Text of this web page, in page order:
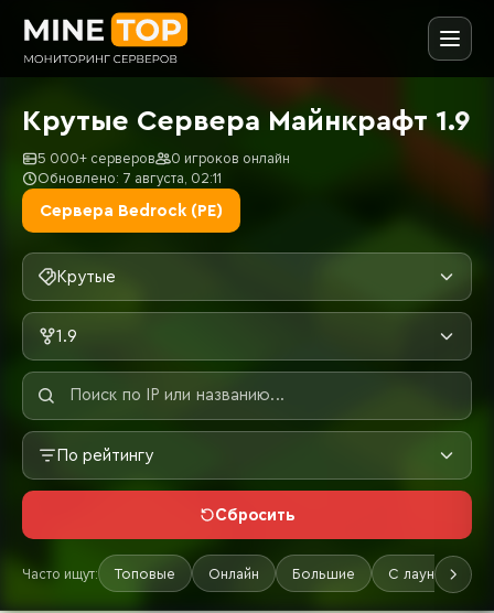
Крутые Сервера Майнкрафт 1.9
5 000+ серверов
0 игроков онлайн
Обновлено: 7 августа, 02:11
Сервера Bedrock (PE)
Крутые
1.9
По рейтингу
Сбросить
Часто ищут: Топовые Онлайн Большие С лаунчером